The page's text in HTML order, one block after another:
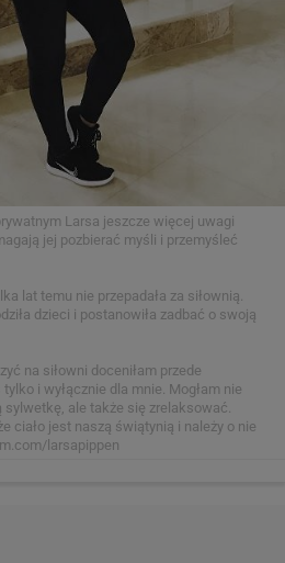
Larsa jeszcze więcej uwagi
jej pozbierać myśli i przemyśleć
lat temu nie przepadała za siłownią.
dzieci i postanowiła zadbać o swoją
na siłowni doceniłam przede
i wyłącznie dla mnie. Mogłam nie
sylwetkę, ale także się zrelaksować.
ciało jest naszą świątynią i należy o nie
larsapippen